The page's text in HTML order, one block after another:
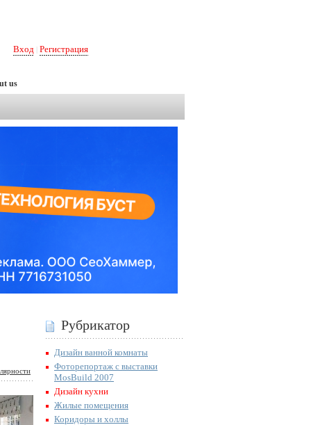
Вход Регистрация
us
Рубрикатор
Дизайн ванной комнаты
Фоторепортаж с выставки
MosBuild 2007
Дизайн кухни
Жилые помещения
Коридоры и холлы